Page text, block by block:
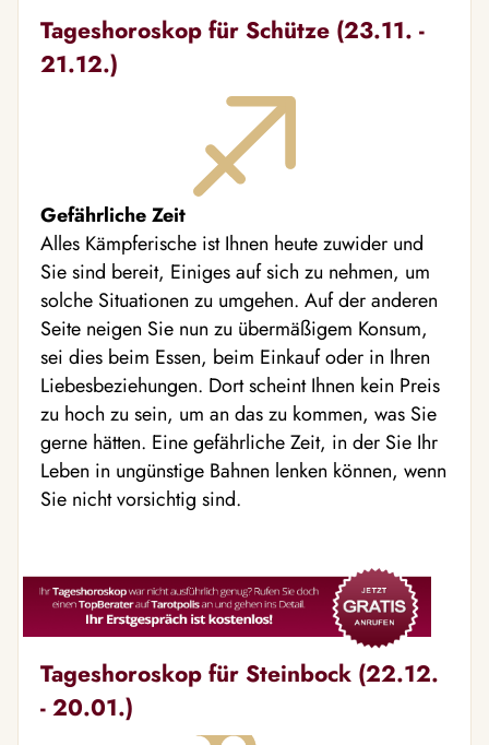
Tageshoroskop für Schütze (23.11. -
21.12.)
Gefährliche Zeit
Alles Kämpferische ist Ihnen heute zuwider und
Sie sind bereit, Einiges auf sich zu nehmen, um
solche Situationen zu umgehen. Auf der anderen
Seite neigen Sie nun zu übermäßigem Konsum,
sei dies beim Essen, beim Einkauf oder in Ihren
Liebesbeziehungen. Dort scheint Ihnen kein Preis
zu hoch zu sein, um an das zu kommen, was Sie
gerne hätten. Eine gefährliche Zeit, in der Sie Ihr
Leben in ungünstige Bahnen lenken können, wenn
Sie nicht vorsichtig sind.
Tageshoroskop für Steinbock (22.12.
- 20.01.)